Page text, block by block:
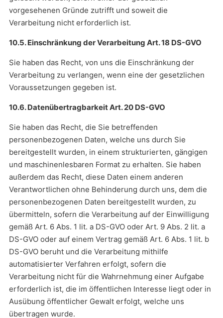
vorgesehenen Gründe zutrifft und soweit die
Verarbeitung nicht erforderlich ist.
10.5. Einschränkung der Verarbeitung Art. 18 DS-GVO
Sie haben das Recht, von uns die Einschränkung der
Verarbeitung zu verlangen, wenn eine der gesetzlichen
Voraussetzungen gegeben ist.
10.6. Datenübertragbarkeit Art. 20 DS-GVO
Sie haben das Recht, die Sie betreffenden
personenbezogenen Daten, welche uns durch Sie
bereitgestellt wurden, in einem strukturierten, gängigen
und maschinenlesbaren Format zu erhalten. Sie haben
außerdem das Recht, diese Daten einem anderen
Verantwortlichen ohne Behinderung durch uns, dem die
personenbezogenen Daten bereitgestellt wurden, zu
übermitteln, sofern die Verarbeitung auf der Einwilligung
gemäß Art. 6 Abs. 1 lit. a DS-GVO oder Art. 9 Abs. 2 lit. a
DS-GVO oder auf einem Vertrag gemäß Art. 6 Abs. 1 lit. b
DS-GVO beruht und die Verarbeitung mithilfe
automatisierter Verfahren erfolgt, sofern die
Verarbeitung nicht für die Wahrnehmung einer Aufgabe
erforderlich ist, die im öffentlichen Interesse liegt oder in
Ausübung öffentlicher Gewalt erfolgt, welche uns
übertragen wurde.